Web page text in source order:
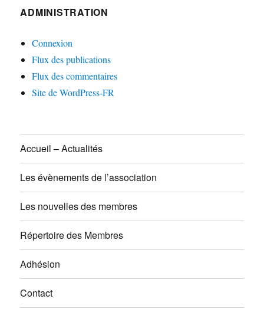
ADMINISTRATION
Connexion
Flux des publications
Flux des commentaires
Site de WordPress-FR
Accueil – Actualités
Les évènements de l’association
Les nouvelles des membres
Répertoire des Membres
Adhésion
Contact